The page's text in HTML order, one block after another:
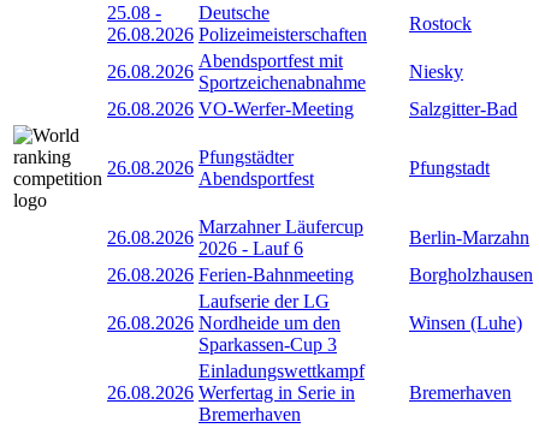
25.08 -
26.08.2026
Deutsche
Polizeimeisterschaften
Rostock
26.08.2026
Abendsportfest mit
Sportzeichenabnahme
Niesky
26.08.2026 VO-Werfer-Meeting Salzgitter-Bad
26.08.2026
Pfungstädter
Abendsportfest
Pfungstadt
26.08.2026
Marzahner Läufercup
2026 - Lauf 6
Berlin-Marzahn
26.08.2026 Ferien-Bahnmeeting Borgholzhausen
26.08.2026
Laufserie der LG
Nordheide um den
Sparkassen-Cup 3
Winsen (Luhe)
26.08.2026
Einladungswettkampf
Werfertag in Serie in
Bremerhaven
Bremerhaven